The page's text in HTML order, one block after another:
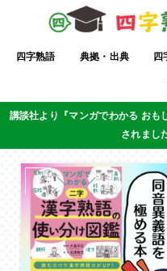
四字熟語 典拠・出典 四
講談社より『マンガでわかる おも
されまし